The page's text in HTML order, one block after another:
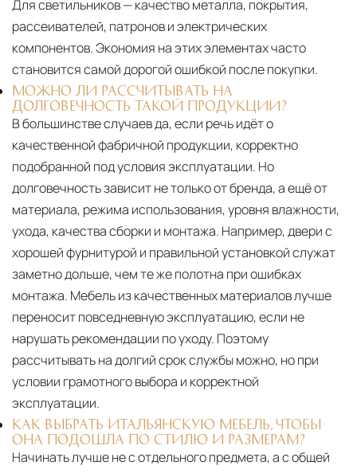
Для светильников — качество металла, покрытия,
рассеивателей, патронов и электрических
компонентов. Экономия на этих элементах часто
становится самой дорогой ошибкой после покупки.
МОЖНО ЛИ РАССЧИТЫВАТЬ НА
ДОЛГОВЕЧНОСТЬ ТАКОЙ ПРОДУКЦИИ?
В большинстве случаев да, если речь идёт о
качественной фабричной продукции, корректно
подобранной под условия эксплуатации. Но
долговечность зависит не только от бренда, а ещё от
материала, режима использования, уровня влажности,
ухода, качества сборки и монтажа. Например, двери с
хорошей фурнитурой и правильной установкой служат
заметно дольше, чем те же полотна при ошибках
монтажа. Мебель из качественных материалов лучше
переносит повседневную эксплуатацию, если не
нарушать рекомендации по уходу. Поэтому
рассчитывать на долгий срок службы можно, но при
условии грамотного выбора и корректной
эксплуатации.
КАК ВЫБРАТЬ ИТАЛЬЯНСКУЮ МЕБЕЛЬ, ЧТОБЫ
ОНА ПОДОШЛА ПО СТИЛЮ И РАЗМЕРАМ?
Начинать лучше не с отдельного предмета, а с общей